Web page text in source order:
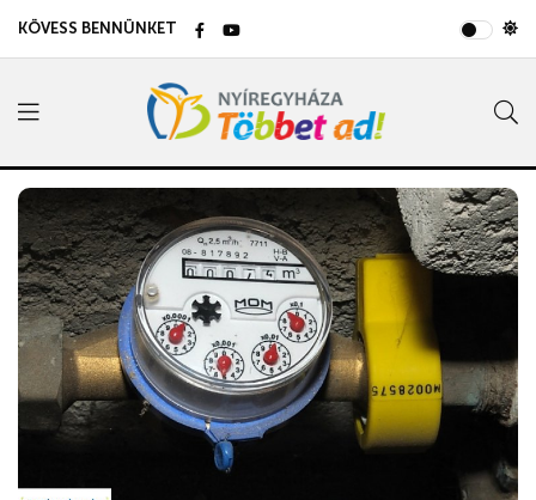
KÖVESS BENNÜNKET